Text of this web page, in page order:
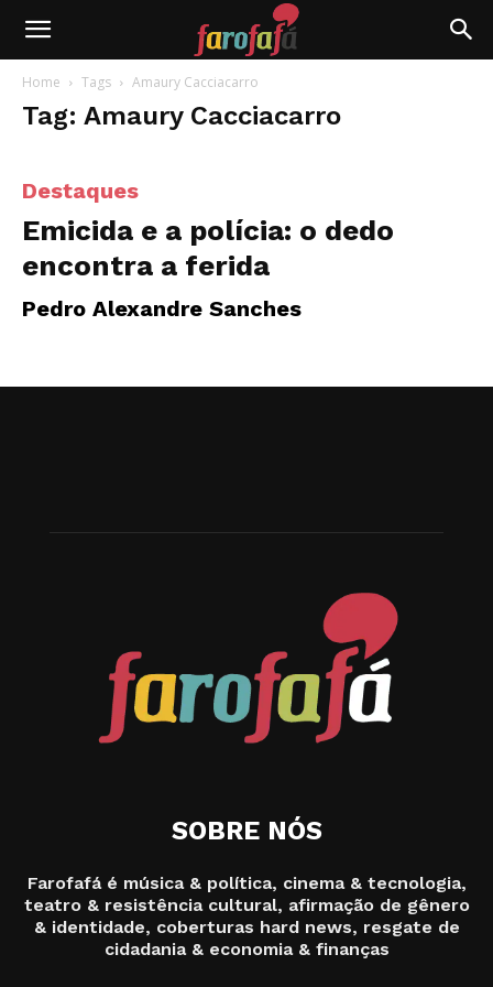
Farofafá
Home Tags Amaury Cacciacarro
Tag: Amaury Cacciacarro
Destaques
Emicida e a polícia: o dedo
encontra a ferida
Pedro Alexandre Sanches
SOBRE NÓS
Farofafá é música & política, cinema & tecnologia,
teatro & resistência cultural, afirmação de gênero
& identidade, coberturas hard news, resgate de
cidadania & economia & finanças